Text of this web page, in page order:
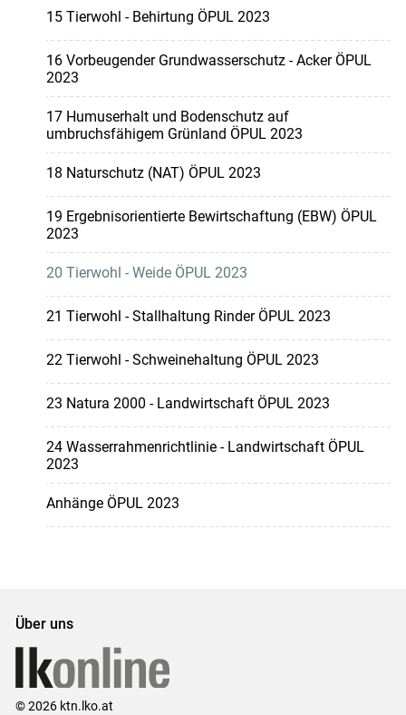
15 Tierwohl - Behirtung ÖPUL 2023
16 Vorbeugender Grundwasserschutz - Acker ÖPUL
2023
17 Humuserhalt und Bodenschutz auf
umbruchsfähigem Grünland ÖPUL 2023
18 Naturschutz (NAT) ÖPUL 2023
19 Ergebnisorientierte Bewirtschaftung (EBW) ÖPUL
2023
20 Tierwohl - Weide ÖPUL 2023
21 Tierwohl - Stallhaltung Rinder ÖPUL 2023
22 Tierwohl - Schweinehaltung ÖPUL 2023
23 Natura 2000 - Landwirtschaft ÖPUL 2023
24 Wasserrahmenrichtlinie - Landwirtschaft ÖPUL
2023
Anhänge ÖPUL 2023
Über uns
© 2026 ktn.lko.at